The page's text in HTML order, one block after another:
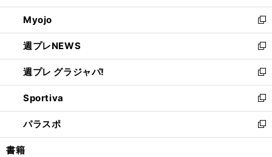
開
く
ウ
で
開
く
ン
ド
ウ
で
開
く
ウ
ィ
ン
ド
ウ
で
開
く
Myojo
新
し
い
ウ
ィ
ン
ド
ウ
で
開
週プレNEWS
新
し
い
ウ
ィ
ン
ド
ウ
週プレ グラジャパ!
新
し
い
ウ
ィ
ン
Sportiva
新
し
い
ウ
パラスポ
新
し
書籍